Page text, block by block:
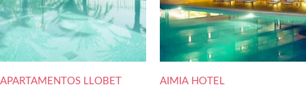
APARTAMENTOS LLOBET AIMIA HOTEL